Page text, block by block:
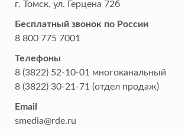
г. Томск, ул. Герцена 72б
Бесплатный звонок по России
8 800 775 7001
Телефоны
8 (3822) 52-10-01 многоканальный
8 (3822) 30-21-71 (отдел продаж)
Email
smedia@rde.ru